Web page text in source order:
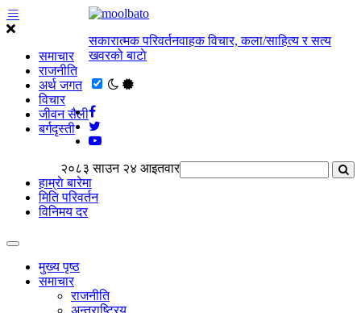
समाचार
राजनीति
अर्थ जगत
विचार
जीवन सैली
बर्गदृस्ती
सकारात्मक परिवर्तनवाहक विचार, कला/साहित्य र सत्य
खवरको बाटाे
२०८३ साउन २४ आइतवार
हाम्राे बारेमा
मिति परिवर्तन
विनिमय दर
मुख्य पृष्ठ
समाचार
राजनीति
अन्तराष्ट्रिय